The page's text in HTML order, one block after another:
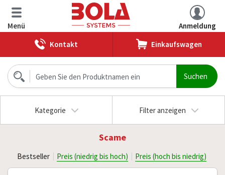
Menü
Anmeldung
Kontakt
Einkaufswagen
Kategorie Filter anzeigen
Scame
Bestseller Preis (niedrig bis hoch) Preis (hoch bis niedrig)